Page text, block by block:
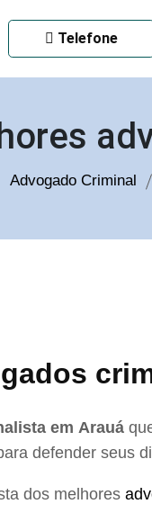
Telefone
Advogado Criminal
em Arauá
defender seus
dos melhores